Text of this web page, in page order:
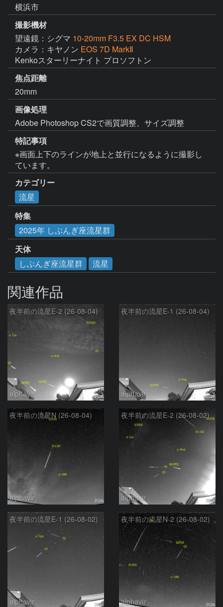
横浜市
撮影機材
望遠鏡：シグマ 10-20mm F3.5 EX DC HSM
カメラ：キヤノン EOS 7D MarkⅡ
Kenkoスターリーナイト プロソフトン
焦点距離
20mm
画像処理
Adobe Photoshop CS2で画質調整、サイズ調整
特記事項
※画面上下のラインが地上と並行になるように撮影し
ています。
カテゴリー
流星
特集
2025年 しぶんぎ座流星群
天体
しぶんぎ座流星群
流星
関連作品
夜半前の流星E-2 (26-08-04)
alphavir
夜半前の流星E-1 (26-08-04)
alphavir
夜半前の流星N (26-08-04)
alphavir
夜半前の流星E-2 (26-08-02)
alphavir
夜半前の流星E-1 (26-08-02)
alphavir
夜半前の流星N-2 (26-08-02)
alphavir